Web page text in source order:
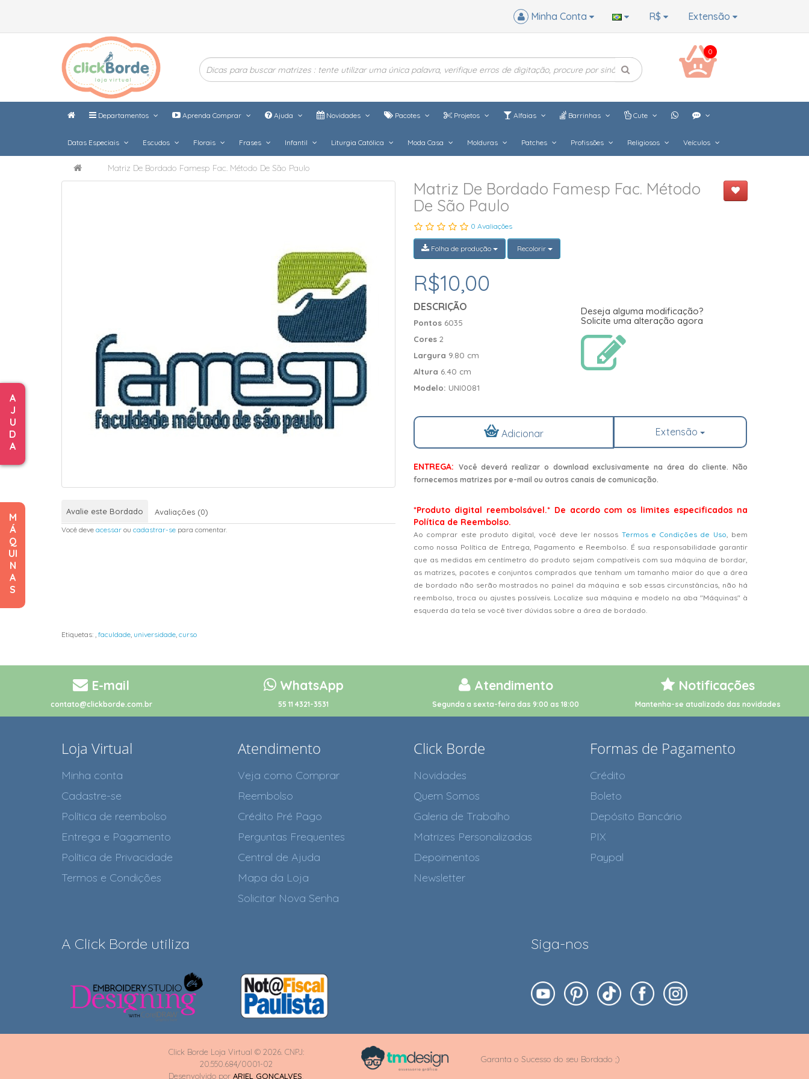
A
J
U
D
A
M
Á
Q
UI
N
A
S
Extensão
R$
Minha Conta
0
Departamentos Aprenda Comprar Ajuda Novidades Pacotes Projetos Alfaias Barrinhas Cute
Datas Especiais Escudos Florais Frases Infantil Liturgia Católica Moda Casa Molduras Patches Profissões Religiosos Veículos
Matriz De Bordado Famesp Fac. Método De São Paulo
Avalie este Bordado Avaliações (0)
Você deve acessar ou cadastrar-se para comentar.
Matriz De Bordado Famesp Fac. Método
De São Paulo
0 Avaliações
Folha de produção Recolorir
R$10,00
DESCRIÇÃO
Pontos 6035
Cores 2
Largura 9.80 cm
Altura 6.40 cm
Modelo: UNI0081
Deseja alguma modificação?
Solicite uma alteração agora
Adicionar Extensão
ENTREGA: Você deverá realizar o download exclusivamente na área do cliente. Não
fornecemos matrizes por e-mail ou outros canais de comunicação.
*Produto digital reembolsável.* De acordo com os limites especificados na
Política de Reembolso.
Ao comprar este produto digital, você deve ler nossos Termos e Condições de Uso , bem
como nossa Política de Entrega, Pagamento e Reembolso. É sua responsabilidade garantir
que as medidas em centímetro do produto sejam compatíveis com sua máquina de bordar,
as matrizes, pacotes e conjuntos comprados que tenham um tamanho maior do que a área
de bordado não serão mostrados no painel da máquina e sob essas circunstâncias, não há
reembolso, troca ou ajustes possíveis. Localize sua máquina e modelo na aba "Máquinas" à
esquerda da tela se você tiver dúvidas sobre a área de bordado.
Etiquetas: faculdade universidade curso
E-mail
contato@clickborde.com.br
WhatsApp
55 11 4321-3531
Atendimento
Segunda a sexta-feira das 9:00 as 18:00
Notificações
Mantenha-se atualizado das novidades
Loja Virtual
Minha conta
Cadastre-se
Política de reembolso
Entrega e Pagamento
Política de Privacidade
Termos e Condições
Atendimento
Veja como Comprar
Reembolso
Crédito Pré Pago
Perguntas Frequentes
Central de Ajuda
Mapa da Loja
Solicitar Nova Senha
Click Borde
Novidades
Quem Somos
Galeria de Trabalho
Matrizes Personalizadas
Depoimentos
Newsletter
Formas de Pagamento
Crédito
Boleto
Depósito Bancário
PIX
Paypal
A Click Borde utiliza Siga-nos
Click Borde Loja Virtual © 2026. CNPJ:
20.550.684/0001-02
Desenvolvido por ARIEL GONÇALVES
Garanta o Sucesso do seu Bordado ;)